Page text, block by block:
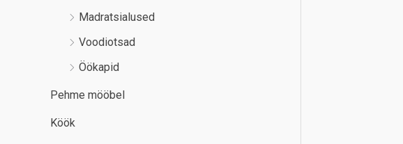
Madratsialused
Voodiotsad
Öökapid
Pehme mööbel
Köök